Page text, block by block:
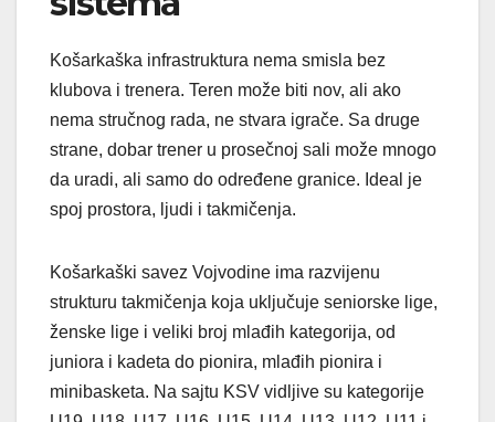
Košarkaška infrastruktura nema smisla bez
klubova i trenera. Teren može biti nov, ali ako
nema stručnog rada, ne stvara igrače. Sa druge
strane, dobar trener u prosečnoj sali može mnogo
da uradi, ali samo do određene granice. Ideal je
spoj prostora, ljudi i takmičenja.
Košarkaški savez Vojvodine ima razvijenu
strukturu takmičenja koja uključuje seniorske lige,
ženske lige i veliki broj mlađih kategorija, od
juniora i kadeta do pionira, mlađih pionira i
minibasketa. Na sajtu KSV vidljive su kategorije